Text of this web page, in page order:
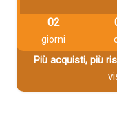
02
giorni
Più acquisti, più